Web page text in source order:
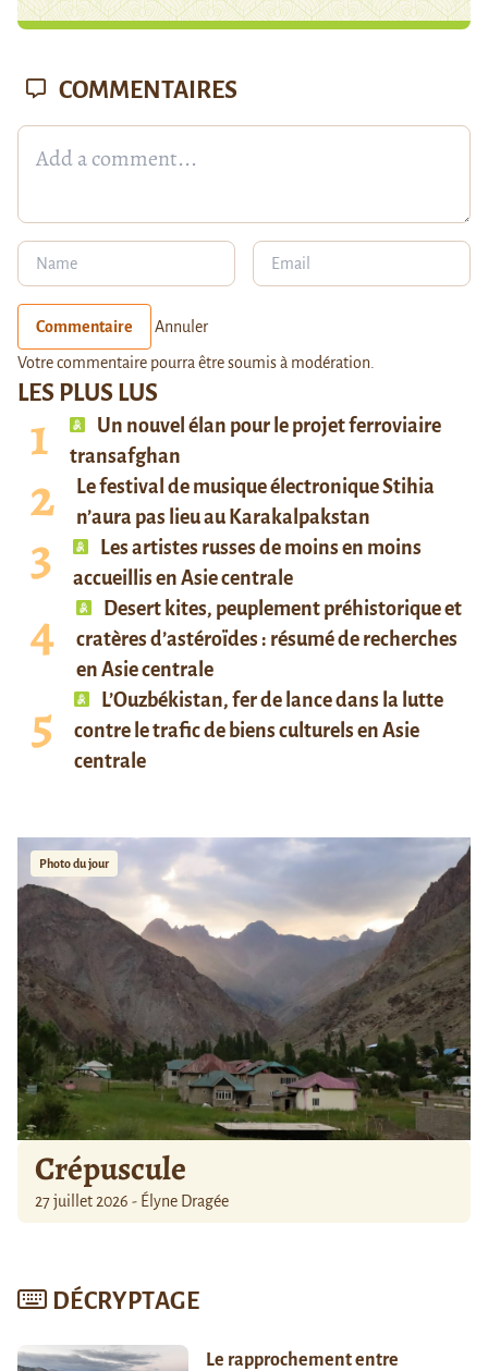
LES PLUS LUS
Un nouvel élan pour le projet ferroviaire
transafghan
Le festival de musique électronique Stihia
n’aura pas lieu au Karakalpakstan
Les artistes russes de moins en moins
accueillis en Asie centrale
Desert kites, peuplement préhistorique et
cratères d’astéroïdes : résumé de recherches
en Asie centrale
L’Ouzbékistan, fer de lance dans la lutte
contre le trafic de biens culturels en Asie
centrale
Photo du jour
Crépuscule
27 juillet 2026 - Élyne Dragée
DÉCRYPTAGE
Le rapprochement entre
COMMENTAIRES
Commentaire Annuler
Votre commentaire pourra être soumis à modération.